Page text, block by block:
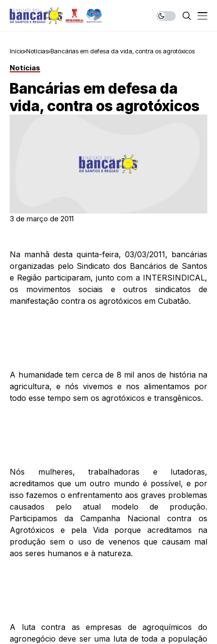
Início Notícias Bancárias em defesa da vida, contra os agrotóxicos
Notícias
Bancárias em defesa da
vida, contra os agrotóxicos
3 de março de 2011
Na manhã desta quinta-feira, 03/03/2011, bancárias
organizadas pelo Sindicato dos Bancários de Santos
e Região participaram, junto com a INTERSINDICAL,
os movimentos sociais e outros sindicatos de
manifestação contra os agrotóxicos em Cubatão.
A humanidade tem cerca de 8 mil anos de história na
agricultura, e nós vivemos e nos alimentamos por
todo esse tempo sem os agrotóxicos e transgênicos.
Nós mulheres, trabalhadoras e lutadoras,
acreditamos que um outro mundo é possível, e por
isso fazemos o enfrentamento aos graves problemas
causados pelo atual modelo de produção.
Participamos da Campanha Nacional contra os
Agrotóxicos e pela Vida porque acreditamos na
produção sem o uso de venenos que causam mal
aos seres humanos e à natureza.
A luta contra as empresas de agroquímicos do
agronegócio deve ser uma luta de toda a população